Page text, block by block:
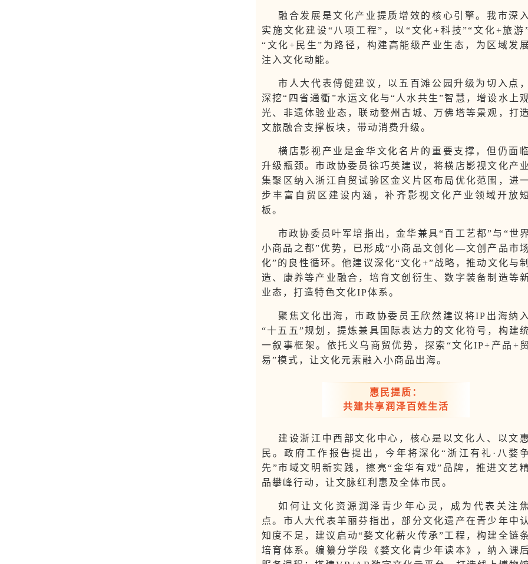
融合发展是文化产业提质增效的核心引擎。我市深入
实施文化建设“八项工程”，以“文化+科技”“文化+旅游
“文化+民生”为路径，构建高能级产业生态，为区域发
注入文化动能。
市人大代表傅健建议，以五百滩公园升级为切入点，
深挖“四省通衢”水运文化与“人水共生”智慧，增设水上
光、非遗体验业态，联动婺州古城、万佛塔等景观，打
文旅融合支撑板块，带动消费升级。
横店影视产业是金华文化名片的重要支撑，但仍面
升级瓶颈。市政协委员徐巧英建议，将横店影视文化产业
集聚区纳入浙江自贸试验区金义片区布局优化范围，进
步丰富自贸区建设内涵，补齐影视文化产业领域开放短
板。
市政协委员叶军培指出，金华兼具“百工艺都”与“世界
小商品之都”优势，已形成“小商品文创化—文创产品市场
化”的良性循环。他建议深化“文化+”战略，推动文化与制
造、康养等产业融合，培育文创衍生、数字装备制造等
业态，打造特色文化IP体系。
聚焦文化出海，市政协委员王欣然建议将IP出海纳入
“十五五”规划，提炼兼具国际表达力的文化符号，构建
一叙事框架。依托义乌商贸优势，探索“文化IP+产品+贸
易”模式，让文化元素融入小商品出海。
惠民提质：
共建共享润泽百姓生活
建设浙江中西部文化中心，核心是以文化人、以文惠
民。政府工作报告提出，今年将深化“浙江有礼·八婺
先”市域文明新实践，擦亮“金华有戏”品牌，推进文艺
品攀峰行动，让文脉红利惠及全体市民。
如何让文化资源润泽青少年心灵，成为代表关注焦
点。市人大代表羊丽芬指出，部分文化遗产在青少年中认
知度不足，建议启动“婺文化薪火传承”工程，构建全链条
培育体系。编纂分学段《婺文化青少年读本》，纳入课